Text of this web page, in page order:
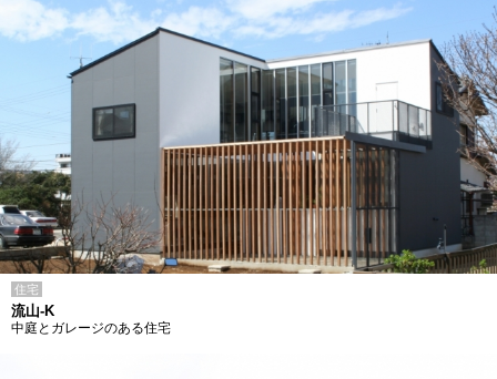
住宅
流山-K
中庭とガレージのある住宅